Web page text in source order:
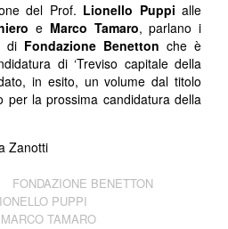
del Prof. Lionello Puppi alle
e Marco Tamaro, parlano i
di Fondazione Benetton che è
di ‘Treviso capitale della
in esito, un volume dal titolo
per la prossima candidatura della
Zanotti
FONDAZIONE BENETTON
PUPPI
MARCO TAMARO